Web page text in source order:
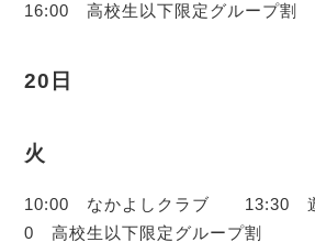
16:00 高校生以下限定グループ割
20日
火
10:00 なかよしクラブ 13:30
0 高校生以下限定グループ割